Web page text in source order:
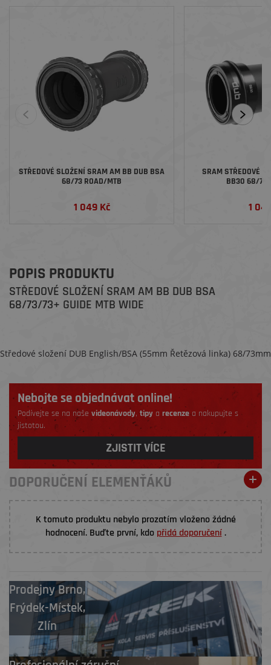
STŘEDOVÉ SLOŽENÍ SRAM AM BB DUB BSA
68/73 ROAD/MTB
1 049 Kč
SRAM STŘEDOVÉ
BB30 68/73
1
POPIS PRODUKTU
STŘEDOVÉ SLOŽENÍ SRAM AM BB DUB BSA
68/73/73+ GUIDE MTB WIDE
Středové složení DUB English/BSA (55mm Řetězová linka) 68/73mm
Nebojte se objednávat online!
Podívejte se na naše videonávody,tipy a recenzea nakupujte s
jistotou.
ZJISTIT VÍCE
DOPORUČENÍ ELEMENŤÁKŮ
K tomuto produktu nebylo prozatím vloženo žádné
hodnocení. Buďte první, kdo přidá doporučení.
ProdejnyBrno,
Frýdek-Místek,
Zlín